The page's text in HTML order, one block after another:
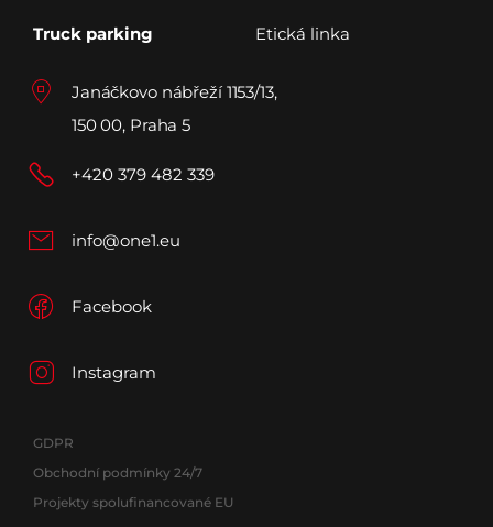
Janáčkovo nábřeží 1153/13,
150 00, Praha 5
+420 379 482 339
info@one1.eu
Facebook
Instagram
Truck parking Etická linka
GDPR
Obchodní podmínky 24/7
Projekty spolufinancované EU